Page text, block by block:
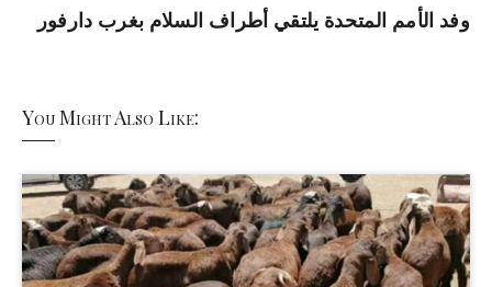
وفد الأمم المتحدة يلتقي أطراف السلام بغرب دارفور
You Might Also Like: